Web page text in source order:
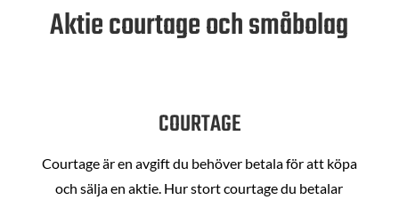
Aktie courtage och småbolag
COURTAGE
Courtage är en avgift du behöver betala för att köpa
och sälja en aktie. Hur stort courtage du betalar